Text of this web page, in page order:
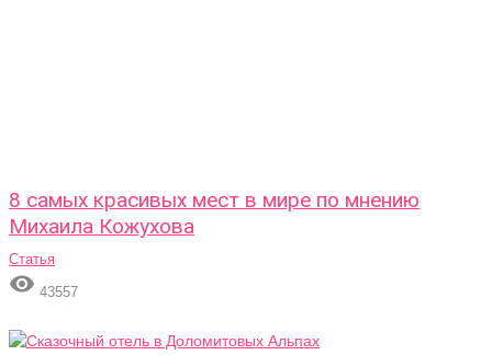
8 самых красивых мест в мире по мнению
Михаила Кожухова
Статья
 43557